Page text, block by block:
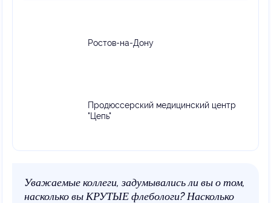
Ростов-на-Дону
Продюссерский медицинский центр
"Цепь"
Уважаемые коллеги, задумывались ли вы о том,
насколько вы КРУТЫЕ флебологи? Насколько